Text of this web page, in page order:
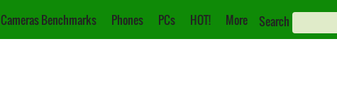
Cameras Benchmarks Phones PCs HOT! More Search